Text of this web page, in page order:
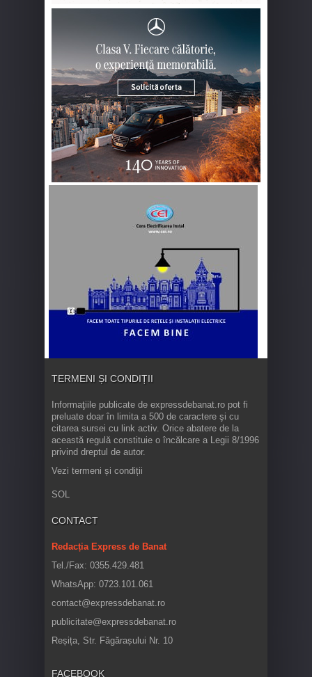
TERMENI ȘI CONDIȚII
Informaţiile publicate de expressdebanat.ro pot fi
preluate doar în limita a 500 de caractere şi cu
citarea sursei cu link activ. Orice abatere de la
această regulă constituie o încălcare a Legii 8/1996
privind dreptul de autor.
Vezi termeni și condiții
SOL
CONTACT
Redacția Express de Banat
Tel./Fax: 0355.429.481
WhatsApp: 0723.101.061
contact@expressdebanat.ro
publicitate@expressdebanat.ro
Reșița, Str. Făgărașului Nr. 10
FACEBOOK